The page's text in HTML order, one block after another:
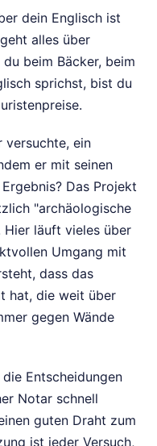
dein Englisch ist
alles über
beim Bäcker, beim
sprichst, bist du
versuchte, ein
er mit seinen
Das Projekt
"archäologische
Hier läuft vieles über
Umgang mit
dass das
hat, die weit über
gegen Wände
Entscheidungen
Notar schnell
guten Draht zum
ist jeder Versuch,